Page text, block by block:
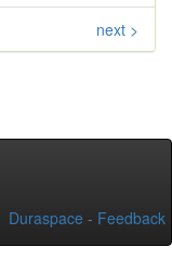
next >
Duraspace - Feedback